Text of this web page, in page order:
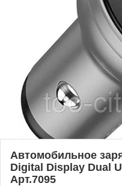
Автомобильное
Digital Display Dual
Арт.7095